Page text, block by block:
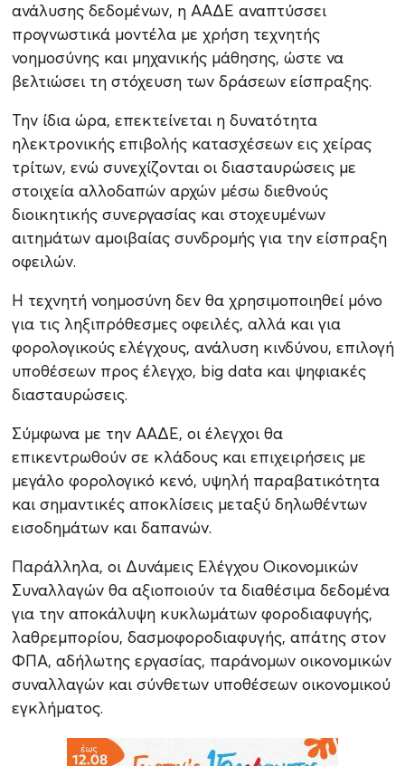
ανάλυσης δεδομένων, η ΑΑΔΕ αναπτύσσει
προγνωστικά μοντέλα με χρήση τεχνητής
νοημοσύνης και μηχανικής μάθησης, ώστε να
βελτιώσει τη στόχευση των δράσεων είσπραξης.
Την ίδια ώρα, επεκτείνεται η δυνατότητα
ηλεκτρονικής επιβολής κατασχέσεων εις χείρας
τρίτων, ενώ συνεχίζονται οι διασταυρώσεις με
στοιχεία αλλοδαπών αρχών μέσω διεθνούς
διοικητικής συνεργασίας και στοχευμένων
αιτημάτων αμοιβαίας συνδρομής για την είσπραξη
οφειλών.
Η τεχνητή νοημοσύνη δεν θα χρησιμοποιηθεί μόνο
για τις ληξιπρόθεσμες οφειλές, αλλά και για
φορολογικούς ελέγχους, ανάλυση κινδύνου, επιλογή
υποθέσεων προς έλεγχο, big data και ψηφιακές
διασταυρώσεις.
Σύμφωνα με την ΑΑΔΕ, οι έλεγχοι θα
επικεντρωθούν σε κλάδους και επιχειρήσεις με
μεγάλο φορολογικό κενό, υψηλή παραβατικότητα
και σημαντικές αποκλίσεις μεταξύ δηλωθέντων
εισοδημάτων και δαπανών.
Παράλληλα, οι Δυνάμεις Ελέγχου Οικονομικών
Συναλλαγών θα αξιοποιούν τα διαθέσιμα δεδομένα
για την αποκάλυψη κυκλωμάτων φοροδιαφυγής,
λαθρεμπορίου, δασμοφοροδιαφυγής, απάτης στον
ΦΠΑ, αδήλωτης εργασίας, παράνομων οικονομικών
συναλλαγών και σύνθετων υποθέσεων οικονομικού
εγκλήματος.